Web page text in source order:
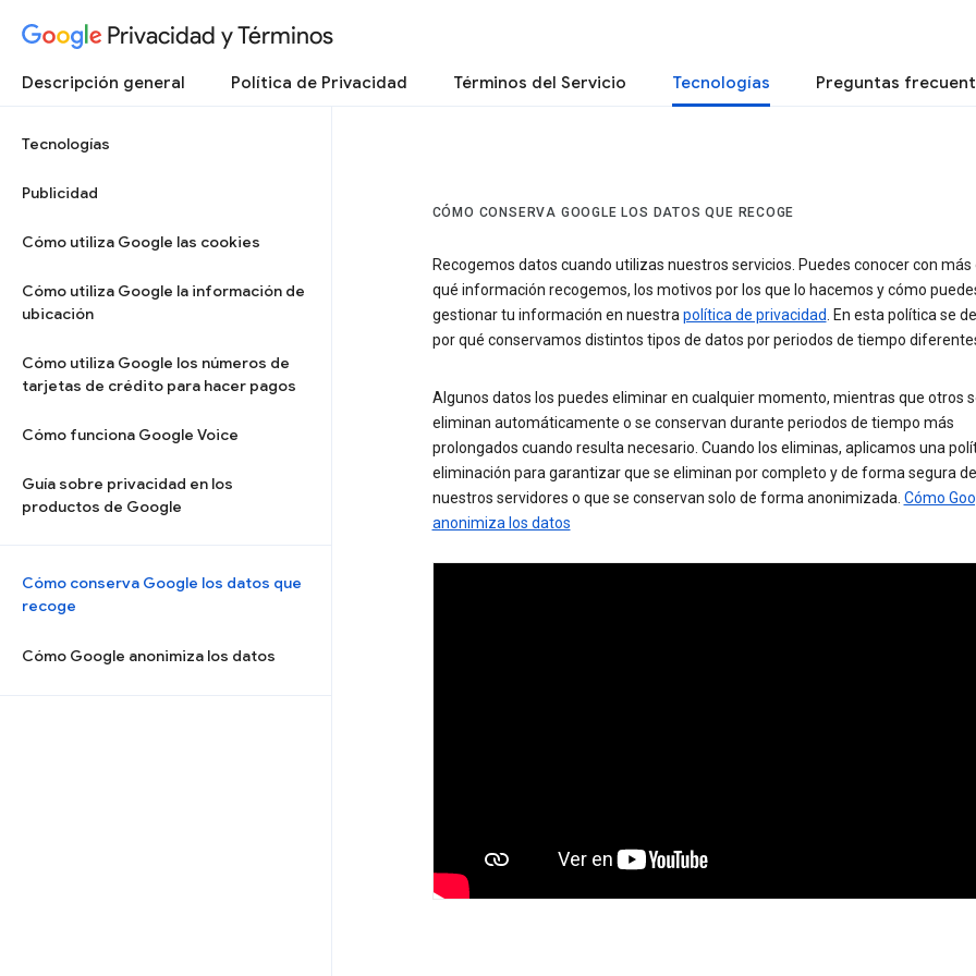
Privacidad y Términos
Descripción general Política de Privacidad Términos del Servicio Tecnologías Preguntas
Tecnologías
Publicidad
Cómo utiliza Google las cookies
Cómo utiliza Google la información de
ubicación
Cómo utiliza Google los números de
tarjetas de crédito para hacer pagos
Cómo funciona Google Voice
Guía sobre privacidad en los
productos de Google
Cómo conserva Google los datos que
recoge
Cómo Google anonimiza los datos
CÓMO CONSERVA GOOGLE LOS DATOS QUE RECOGE
Recogemos datos cuando utilizas nuestros servicios. Puedes conocer con más
qué información recogemos, los motivos por los que lo hacemos y cómo
gestionar tu información en nuestrapolítica de privacidad. En esta política se
por qué conservamos distintos tipos de datos por periodos de tiempo
Algunos datos los puedes eliminar en cualquier momento, mientras que otros
eliminan automáticamente o se conservan durante periodos de tiempo más
prolongados cuando resulta necesario. Cuando los eliminas, aplicamos una
eliminación para garantizar que se eliminan por completo y de forma segura de
nuestros servidores o que se conservan solo de forma anonimizada. Cómo
anonimiza los datos